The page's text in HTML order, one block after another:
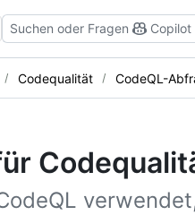
Suchen oder Fragen Copilot
Codequalität CodeQL-